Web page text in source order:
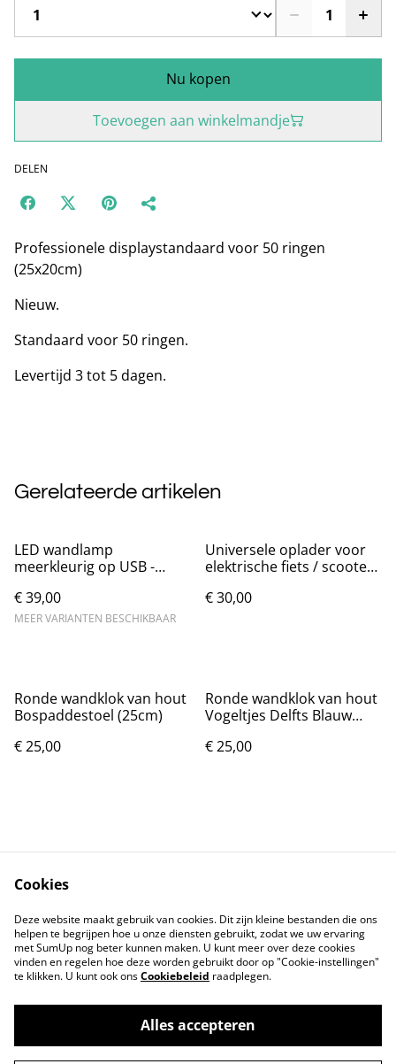
Nu kopen
Toevoegen aan winkelmandje
DELEN
Professionele displaystandaard voor 50 ringen
(25x20cm)
Nieuw.
Standaard voor 50 ringen.
Levertijd 3 tot 5 dagen.
Gerelateerde artikelen
LED wandlamp
meerkleurig op USB -
€ 39,00
MEER VARIANTEN BESCHIKBAAR
Universele oplader voor
elektrische fiets / scooter
€ 30,00
Ronde wandklok van hout
Bospaddestoel (25cm)
€ 25,00
Ronde wandklok van hout
Vogeltjes Delfts Blauw
€ 25,00
Contact
Voorwaarden
Privacybeleid
Cookiebeleid
©2026Markthuis Friesland
Cookies
Deze website maakt gebruik van cookies. Dit zijn kleine bestanden die ons
helpen te begrijpen hoe u onze diensten gebruikt, zodat we uw ervaring
met SumUp nog beter kunnen maken. U kunt meer over deze cookies
vinden en regelen hoe deze worden gebruikt door op "Cookie-instellingen"
te klikken. U kunt ook onsCookiebeleid raadplegen.
Alles accepteren